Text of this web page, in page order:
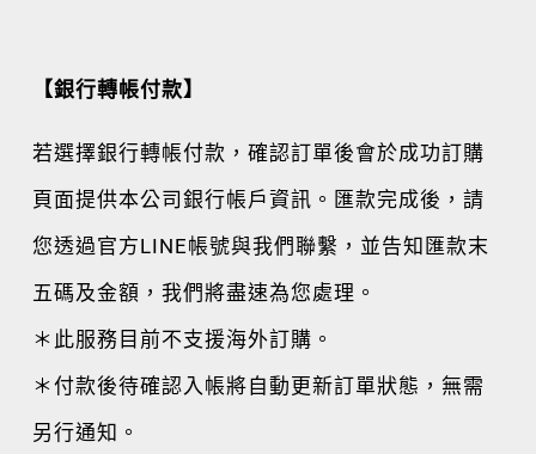
【銀行轉帳付款】
若選擇銀行轉帳付款，確認訂單後會於成功訂購
頁面提供本公司銀行帳戶資訊。匯款完成後，請
您透過官方LINE帳號與我們聯繫，並告知匯款末
五碼及金額，我們將盡速為您處理。
＊此服務目前不支援海外訂購。
＊付款後待確認入帳將自動更新訂單狀態，無需
另行通知。